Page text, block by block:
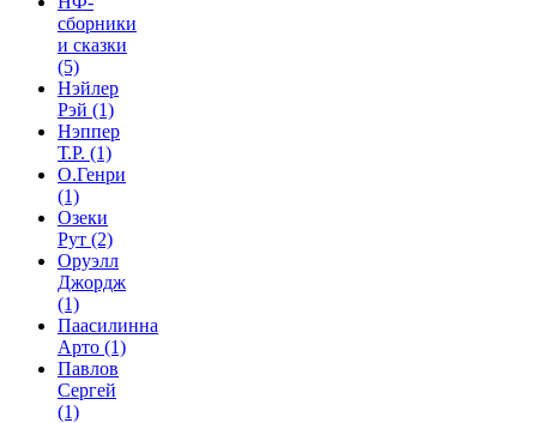
сборники
и сказки
(5)
Нэйлер
Рэй (1)
Нэппер
Т.Р. (1)
О.Генри
(1)
Озеки
Рут (2)
Оруэлл
Джордж
(1)
Паасилинна
Арто (1)
Павлов
Сергей
(1)